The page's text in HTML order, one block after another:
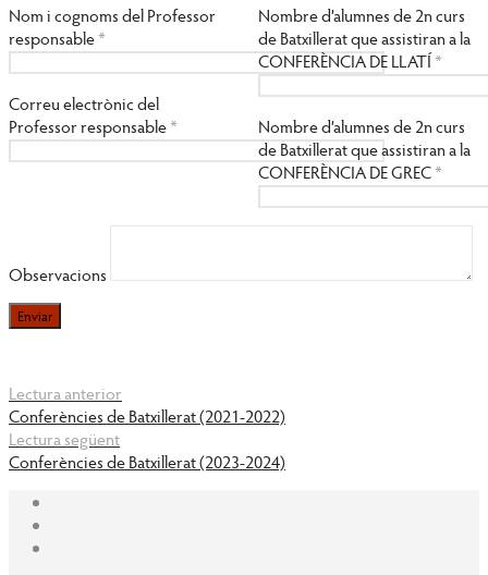
Nom i cognoms del Professor
responsable*
Correu electrònic del
Professor responsable*
Nombre d’alumnes de 2n curs
de Batxillerat que assistiran a la
CONFERÈNCIA DE LLATÍ*
Nombre d’alumnes de 2n curs
de Batxillerat que assistiran a la
CONFERÈNCIA DE GREC*
Observacions
Lectura anterior
Conferències de Batxillerat (2021-2022)
Lectura següent
Conferències de Batxillerat (2023-2024)